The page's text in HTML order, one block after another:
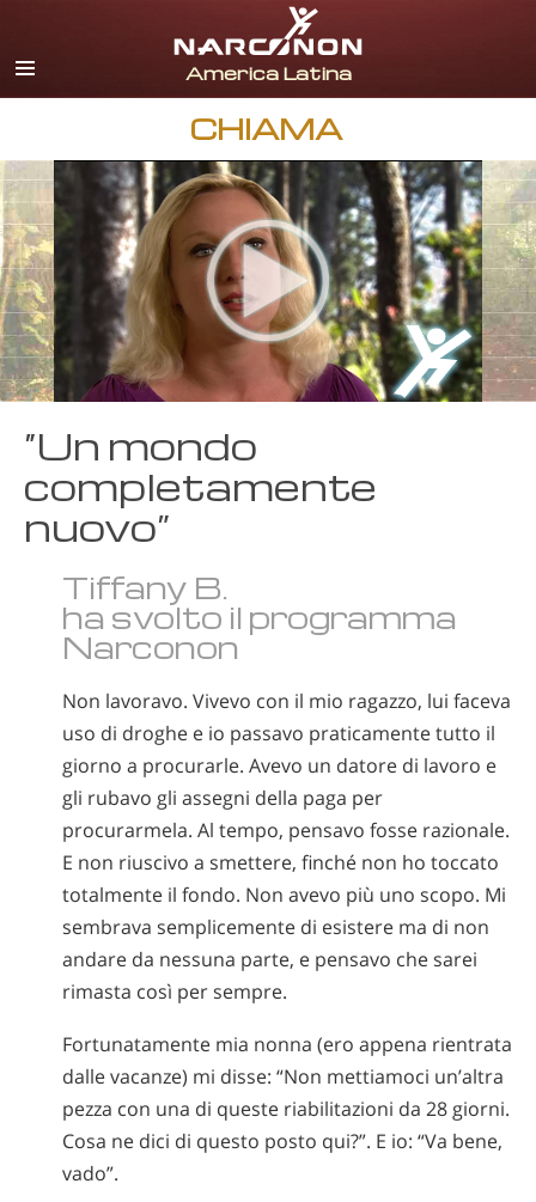
spagnolo
inglese
italiano
francese
olandese
tedesco
croato
Tutte le zone/lingue
CHIAMA
“Un mondo
completamente
nuovo”
Tiffany B.
ha svolto il programma
Narconon
Non lavoravo. Vivevo con il mio ragazzo, lui faceva
uso di droghe e io passavo praticamente tutto il
giorno a procurarle. Avevo un datore di lavoro e
gli rubavo gli assegni della paga per
procurarmela. Al tempo, pensavo fosse razionale.
E non riuscivo a smettere, finché non ho toccato
totalmente il fondo. Non avevo più uno scopo. Mi
sembrava semplicemente di esistere ma di non
andare da nessuna parte, e pensavo che sarei
rimasta così per sempre.
Fortunatamente mia nonna (ero appena rientrata
dalle vacanze) mi disse: “Non mettiamoci un’altra
pezza con una di queste riabilitazioni da 28 giorni.
Cosa ne dici di questo posto qui?”. E io: “Va bene,
vado”.